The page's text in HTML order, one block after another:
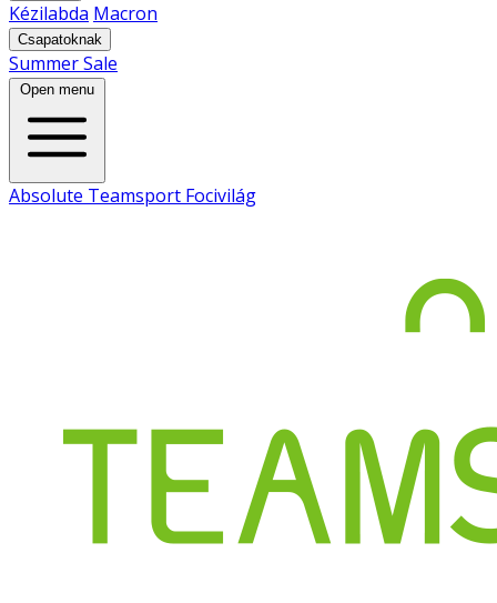
Kézilabda Macron
Csapatoknak
Summer Sale
Open menu
Absolute Teamsport Focivilág